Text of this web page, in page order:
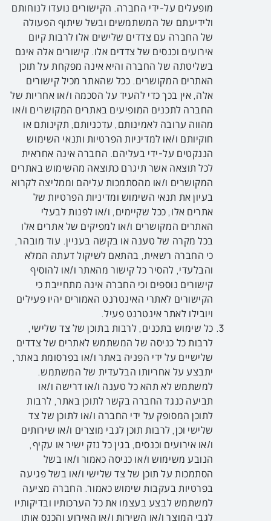
מופעלים על-ידי החברה. הקישורים נועדו לנוחותם
ולידיעתם של המשתמשים ובשל שיתוף הפעולה
של החברה עם צדדים שלישים אלו לרבות קיום
אירועים וכנסים של צדדים אלו. קישורים אלה אינם
בשליטתה של החברה והיא אינה מפקחת על תוכן
האתרים המקושרים. ככל שהאתר מכיל קישורים
אלה, אין בכך כדי להעיד על הסכמה ו/או אחריות של
החברה לתכנים המופיעים באתרים המקושרים ו/או
מהווה ערובה לאמינותם, עדכניותם, תקינותם או
חוקיותם ו/או למדיניות הפרטיות ותנאי השימוש
הננקטים על-ידי בעליהם. החברה אינה אחראית
לכל תוצאה אשר תיגרם כתוצאה מהשימוש באתרים
המקושרים ו/או מהסתמכות עליהם וממליצה לקרוא
בעיון את תנאי השימוש ומדיניות הפרטיות של
אתרים אלו, ככל שקיימים, ו/או לפנות לבעלי
האתרים המקושרים ו/או למפיקים של אתרים אלו
בכל מקרה של טענה או בקשה בעניין. עוד מובהר,
כי החברה רשאית, בהתאם לשיקול דעתה המלא
והבלעדי, להסיר כל קישור מהאתר ו/או להוסיף
קישורים נוספים וכי החברה אינה מתחייבת כי
הקישורים לאתרי האינטרנט האמורים יהיו פעילים
ויובילו לאתר אינטרנט פעיל.
כל שימוש בתכנים, לרבות בתוכן של צד שלישי,
לרבות כל כניסה של המשתמש לאתרים של צדדים
שלישיים על ידי הפניה באתר ו/או בפרסומת באתר,
יתבצע על אחריותו הבלעדית של המשתמש.
למשתמש לא תהא כל טענה ו/או דרישה ו/או
תביעה כנגד החברה בקשר לתוכן באתר, לרבות
לתוכן המסופק על ידי החברה ו/או לתוכן של צד
שלישי וכן, לרבות תוכן לגבי מוצרים ו/או שירותים
ו/או אירועים וכנסים, בגין כל נזק ישיר או עקיף,
הנובע משימוש ו/או כניסה כאמור ו/או בשל
הסתמכות על תוכן של צד שלישי ו/או בשל פגיעה
בפרטיות בעקבות שימוש כאמור. החברה מציעה
למשתמש לבצע בעצמו את כל הערכותיו ובדיקותיו
לגבי המוצר ו/או השירות ו/או האירוע והכנס אותו